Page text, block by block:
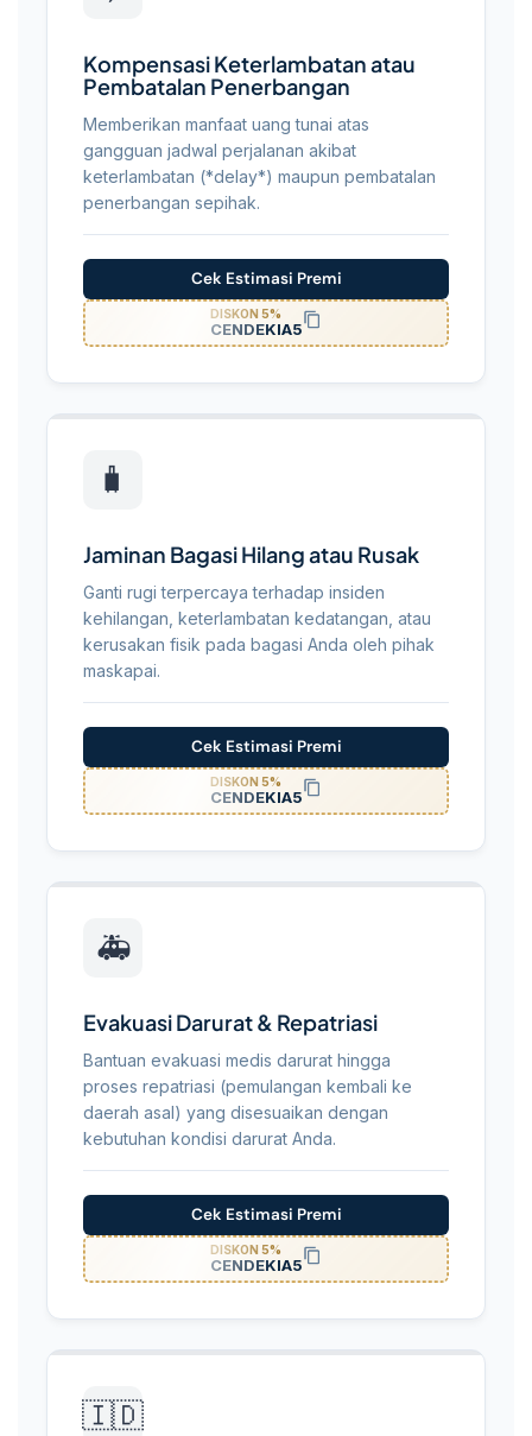
Kompensasi Keterlambatan atau
Pembatalan Penerbangan
Memberikan manfaat uang tunai atas
gangguan jadwal perjalanan akibat
keterlambatan (*delay*) maupun pembatalan
penerbangan sepihak.
Cek Estimasi Premi
DISKON 5%
CENDEKIA5
🧳
Jaminan Bagasi Hilang atau Rusak
Ganti rugi terpercaya terhadap insiden
kehilangan, keterlambatan kedatangan, atau
kerusakan fisik pada bagasi Anda oleh pihak
maskapai.
Cek Estimasi Premi
DISKON 5%
CENDEKIA5
🚑
Evakuasi Darurat & Repatriasi
Bantuan evakuasi medis darurat hingga
proses repatriasi (pemulangan kembali ke
daerah asal) yang disesuaikan dengan
kebutuhan kondisi darurat Anda.
Cek Estimasi Premi
DISKON 5%
CENDEKIA5
🇮🇩